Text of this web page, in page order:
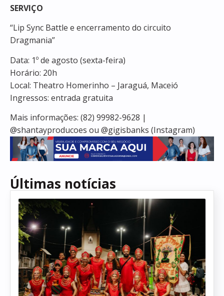
SERVIÇO
“Lip Sync Battle e encerramento do circuito
Dragmania”
Data: 1º de agosto (sexta-feira)
Horário: 20h
Local: Theatro Homerinho – Jaraguá, Maceió
Ingressos: entrada gratuita
Mais informações: (82) 99982-9628 |
@shantayproducoes ou @gigisbanks (Instagram)
Últimas notícias